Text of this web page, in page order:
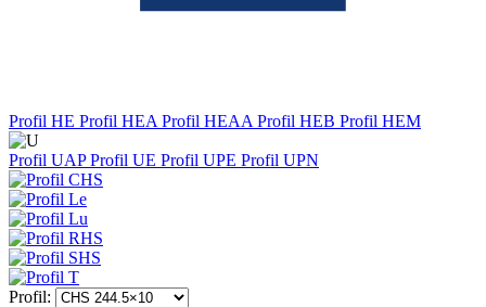
Profil HE Profil HEA Profil HEAA Profil HEB Profil HEM
Profil UAPProfil UE Profil UPE Profil UPN
Profil: